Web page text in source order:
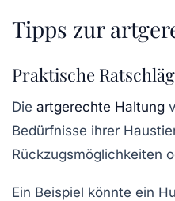
Tipps zur
Praktische
Die artgerechte Haltung
Bedürfnisse ihrer
Rückzugsmöglichkeiten
Ein Beispiel könnte ein